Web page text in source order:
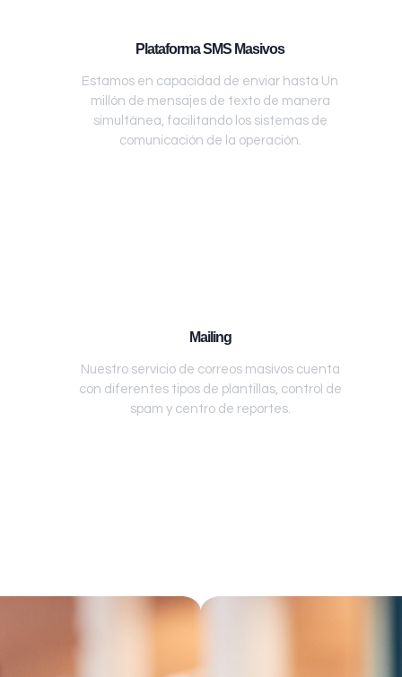
Plataforma SMS Masivos
Estamos en capacidad de enviar hasta Un
millón de mensajes de texto de manera
simultánea, facilitando los sistemas de
comunicación de la operación.
Mailing
Nuestro servicio de correos masivos cuenta
con diferentes tipos de plantillas, control de
spam y centro de reportes.